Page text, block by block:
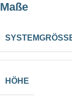
Maße
SYSTEMGRÖSSE
HÖHE